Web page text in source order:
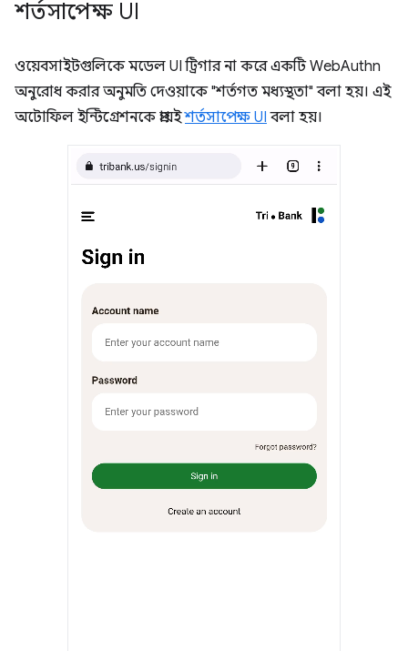
শর্তসাপেক্ষ UI
ওয়েবসাইটগুলিকে মডেল UI ট্রিগার না করে একটি WebAuthn
অনুরোধ করার অনুমতি দেওয়াকে "শর্তগত মধ্যস্থতা" বলা হয়। এই
অটোফিল ইন্টিগ্রেশনকে প্রায়ইশর্তসাপেক্ষ UI বলা হয়।